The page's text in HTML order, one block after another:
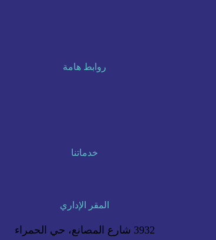
روابط هامة
خدماتنا
المقر الإداري
3932 شارع المصانع، حي الحمراء